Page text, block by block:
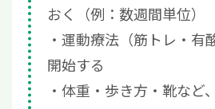
おく（例：数週間単位）
運動療法（筋トレ・有
開始する
体重・歩き方・靴など